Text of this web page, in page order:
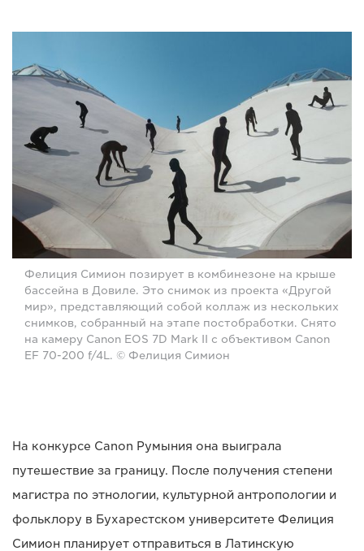
Фелиция Симион позирует в комбинезоне на крыше
бассейна в Довиле. Это снимок из проекта «Другой
мир», представляющий собой коллаж из нескольких
снимков, собранный на этапе постобработки. Снято
на камеру Canon EOS 7D Mark II с объективом Canon
EF 70-200 f/4L. © Фелиция Симион
На конкурсе Canon Румыния она выиграла
путешествие за границу. После получения степени
магистра по этнологии, культурной антропологии и
фольклору в Бухарестском университете Фелиция
Симион планирует отправиться в Латинскую